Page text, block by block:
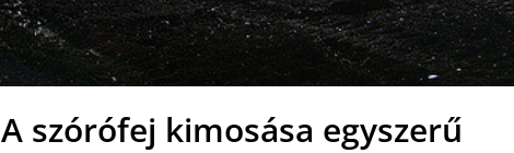
A szórófej kimosása egyszerű